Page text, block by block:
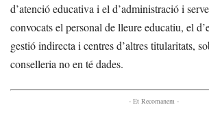
d’atenció educativa i el d’administració i
convocats el personal de lleure educatiu, el
gestió indirecta i centres d’altres titularitats,
conselleria no en té dades.
- Et Recomanem -